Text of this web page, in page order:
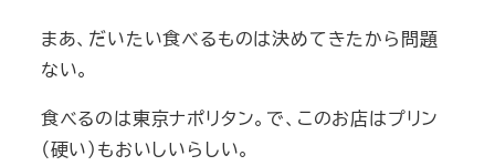
まあ、だいたい食べるものは決めてきたから問題
ない。
食べるのは東京ナポリタン。で、このお店はプリン
（硬い）もおいしいらしい。